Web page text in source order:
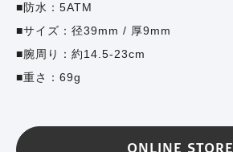
防水：5ATM
サイズ：径39mm / 厚9mm
腕周り：約14.5-23cm
重さ：69g